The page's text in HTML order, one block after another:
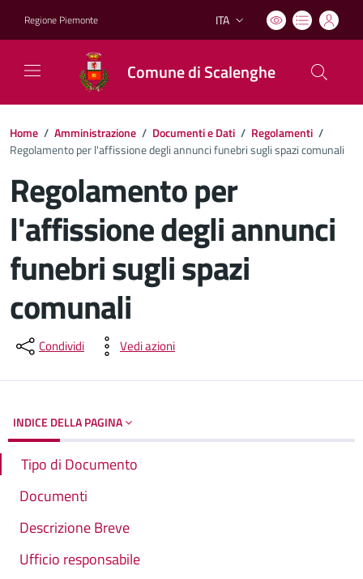
Regione Piemonte Lingua attiva:
ITA
Comune di Scalenghe
Home / Amministrazione / Documenti e Dati / Regolamenti /
Regolamento per l'affissione degli annunci funebri sugli spazi comunali
Regolamento per
l'affissione degli annunci
funebri sugli spazi
comunali
Dettagli del documento
Condividi Vedi azioni
INDICE DELLA PAGINA
Tipo di Documento
Documenti
Descrizione Breve
Ufficio responsabile